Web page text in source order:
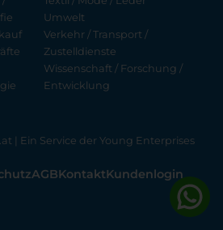
Umwelt
Verkehr / Transport /
Zustelldienste
Wissenschaft / Forschung /
Entwicklung
| Ein Service der Young Enterprises
AGBKontaktKundenlogin